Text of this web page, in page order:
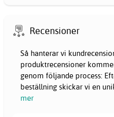
Recensioner
Så hanterar vi
produktrecensioner
genom följande process:
beställning skickar vi en
mer